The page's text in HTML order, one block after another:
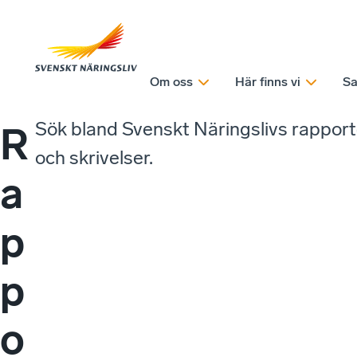
Om oss Här finns vi
R
a
p
p
o
Sök bland Svenskt Näringslivs
och skrivelser.